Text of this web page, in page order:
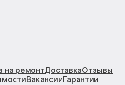
на ремонтДоставкаОтзывы
ВакансииГарантии